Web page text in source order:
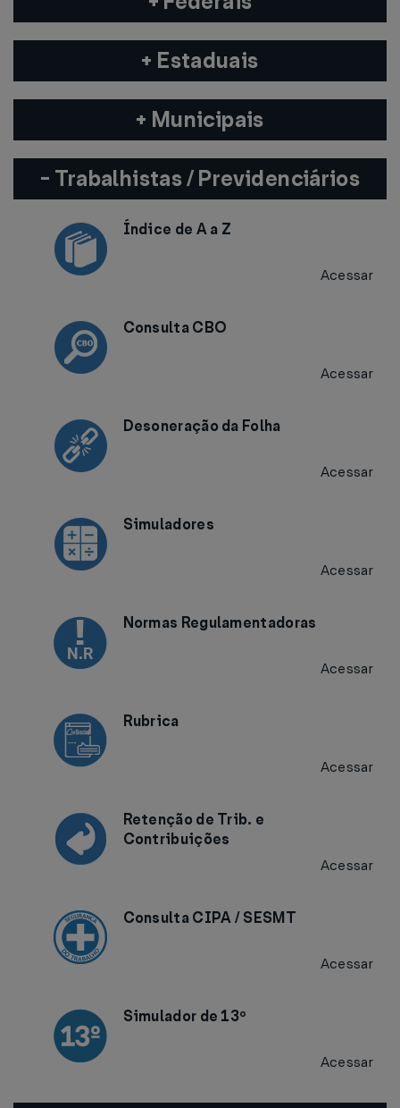
+ Estaduais
+ Municipais
- Trabalhistas / Previdenciários
Índice de A a Z
Acessar
Consulta CBO
Acessar
Desoneração da Folha
Acessar
Simuladores
Acessar
Normas Regulamentadoras
Acessar
Rubrica
Acessar
Retenção de Trib. e
Contribuições
Acessar
Consulta CIPA / SESMT
Acessar
Simulador de 13º
Acessar